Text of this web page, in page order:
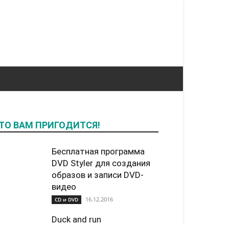
ВАМ ПРИГОДИТСЯ!
Бесплатная программа
DVD Styler для создания
образов и записи DVD-
видео
CD и DVD 16.12.2016
Duck and run